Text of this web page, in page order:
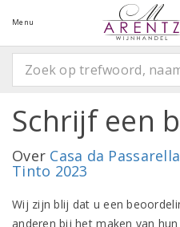
Menu
Schrijf een
Over Casa da
Tinto 2023
Wij zijn blij dat u een
anderen bij het maken van